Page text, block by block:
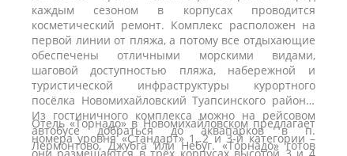
каждым сезоном в корпусах проводится
косметический ремонт. Комплекс расположен на
первой линии от пляжа, а потому все отдыхающие
обеспечены отличными морскими видами,
шаговой доступностью пляжа, набережной и
туристической инфраструктуры курортного
посёлка Новомихайловский Туапсинского района.
Из гостиничного комплекса можно на рейсовом
автобусе добраться до аквапарков в п.
Лермонтово, Джубга или Небуг. «Торнадо» готов
Отель «Торнадо» в Новомихайловском предлагает
номера уровня «Стандарт» 1, 2 и 3-й категории –